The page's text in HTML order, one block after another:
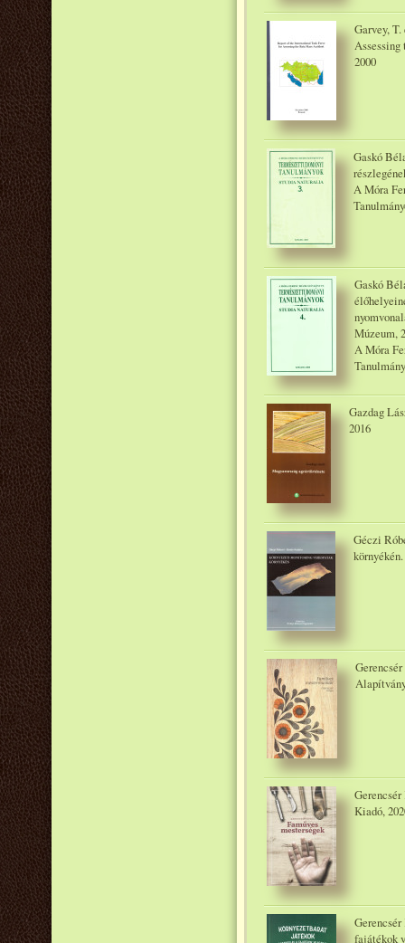
Garvey,
2000
Gaskó
A Móra
Gaskó
Múzeum,
A Móra
Gazdag
2016
Géczi
Kiadó,
fajátékok